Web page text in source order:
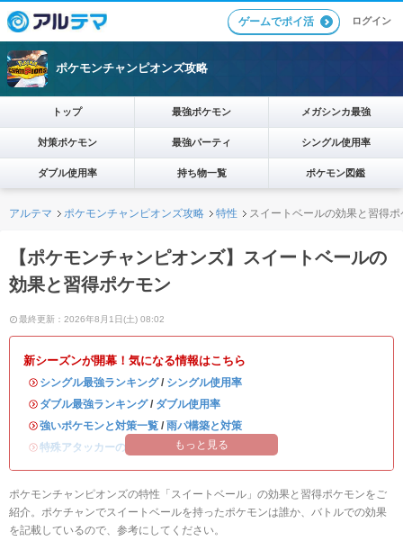
ゲームでポイ活 ログイン
ポケモンチャンピオンズ攻略
トップ 最強ポケモン メガシンカ最強
対策ポケモン 最強パーティ シングル使用率
ダブル使用率 持ち物一覧 ポケモン図鑑
アルテマ ポケモンチャンピオンズ攻略 特性 スイートベールの効果と習得
【ポケモンチャンピオンズ】スイートベールの
効果と習得ポケモン
最終更新：2026年8月1日(土) 08:02
新シーズンが開幕！気になる情報はこちら
・ シングル最強ランキング/ シングル使用率
・ ダブル最強ランキング/ ダブル使用率
・強いポケモンと対策一覧 / 雨パ構築と対策
・特殊アタッカーのおすすめランキング
もっと見る
ポケモンチャンピオンズの特性「スイートベール」の効果と習得ポケモンをご
紹介。ポケチャンでスイートベールを持ったポケモンは誰か、バトルでの効果
を記載しているので、参考にしてください。